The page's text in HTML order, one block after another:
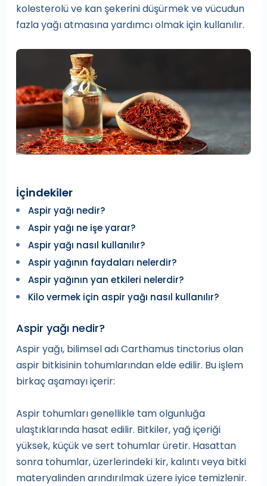
kolesterolü ve kan şekerini düşürmek ve vücudun
fazla yağı atmasına yardımcı olmak için kullanılır.
İçindekiler
Aspir yağı nedir?
Aspir yağı ne işe yarar?
Aspir yağı nasıl kullanılır?
Aspir yağının faydaları nelerdir?
Aspir yağının yan etkileri nelerdir?
Kilo vermek için aspir yağı nasıl kullanılır?
Aspir yağı nedir?
Aspir yağı, bilimsel adı Carthamus tinctorius olan
aspir bitkisinin tohumlarından elde edilir. Bu işlem
birkaç aşamayı içerir:
Aspir tohumları genellikle tam olgunluğa
ulaştıklarında hasat edilir. Bitkiler, yağ içeriği
yüksek, küçük ve sert tohumlar üretir. Hasattan
sonra tohumlar, üzerlerindeki kir, kalıntı veya bitki
materyalinden arındırılmak üzere iyice temizlenir.